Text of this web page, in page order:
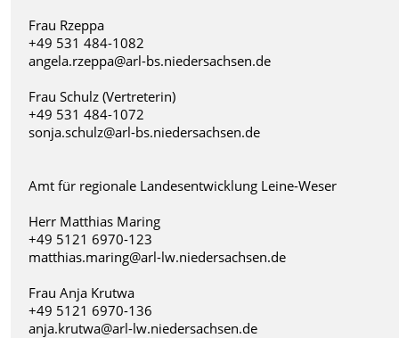
Frau Rzeppa
+49 531 484-1082
angela.rzeppa@arl-bs.niedersachsen.de
Frau Schulz (Vertreterin)
+49 531 484-1072
sonja.schulz@arl-bs.niedersachsen.de
Amt für regionale Landesentwicklung Leine-Weser
Herr Matthias Maring
+49 5121 6970-123
matthias.maring@arl-lw.niedersachsen.de
Frau Anja Krutwa
+49 5121 6970-136
anja.krutwa@arl-lw.niedersachsen.de